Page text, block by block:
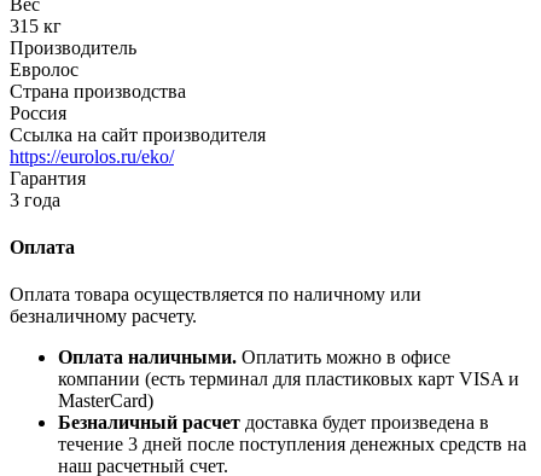
315 кг
Производитель
Евролос
Страна производства
Россия
Ссылка на сайт производителя
https://eurolos.ru/eko/
Гарантия
3 года
Оплата
Оплата товара осуществляется по наличному или
безналичному расчету.
Оплата наличными. Оплатить можно в офисе
компании (есть терминал для пластиковых карт VISA и
MasterCard)
Безналичный расчет доставка будет произведена в
течение 3 дней после поступления денежных средств на
наш расчетный счет.